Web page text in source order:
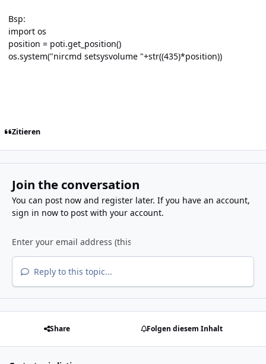
Bsp:
import os
position = poti.get_position()
os.system("nircmd setsysvolume "+str((435)*position))
Zitieren
Join the conversation
You can post now and register later. If you have an account,
sign in nowto post with your account.
Reply to this topic...
Share Folgen diesem Inhalt